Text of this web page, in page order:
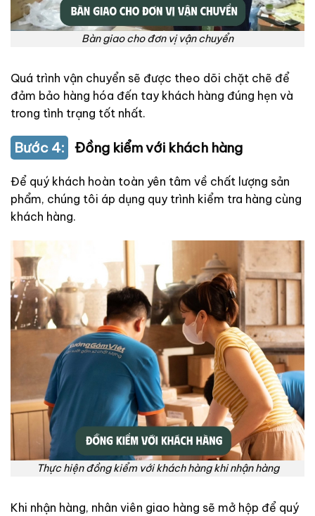
Bàn giao cho đơn vị vận chuyển
Quá trình vận chuyển sẽ được theo dõi chặt chẽ để
đảm bảo hàng hóa đến tay khách hàng đúng hẹn và
trong tình trạng tốt nhất.
Bước 4: Đồng kiểm với khách hàng
Để quý khách hoàn toàn yên tâm về chất lượng sản
phẩm, chúng tôi áp dụng quy trình kiểm tra hàng cùng
khách hàng.
Thực hiện đồng kiểm với khách hàng khi nhận hàng
Khi nhận hàng, nhân viên giao hàng sẽ mở hộp để quý